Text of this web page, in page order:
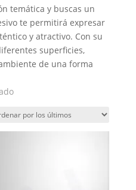
temática y buscas un
te permitirá expresar
y atractivo. Con su
superficies,
de una forma